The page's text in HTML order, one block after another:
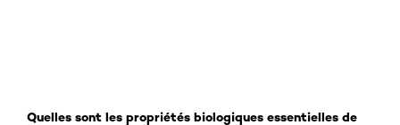
Quelles sont les propriétés biologiques essentielles de